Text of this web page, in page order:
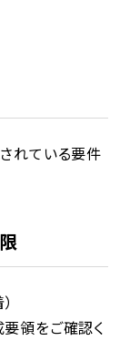
れている要件
領をご確認く